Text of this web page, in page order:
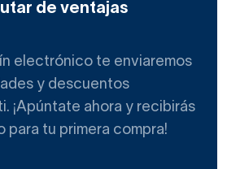
de ventajas
electrónico te enviaremos
y descuentos
¡Apúntate ahora y recibirás
para tu primera compra!